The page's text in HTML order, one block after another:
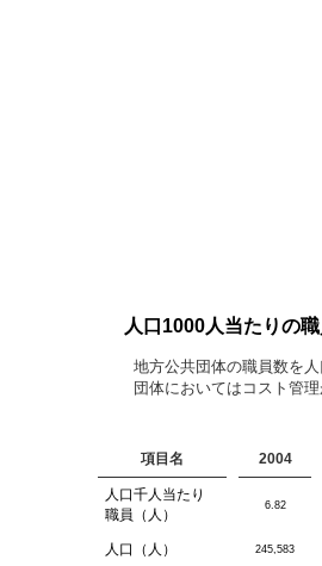
人口1000人当たりの
地方公共団体の職員数を
団体においてはコスト管
項目名 2004
人口千人当たり
職員（人）
6.82
人口（人） 245,583